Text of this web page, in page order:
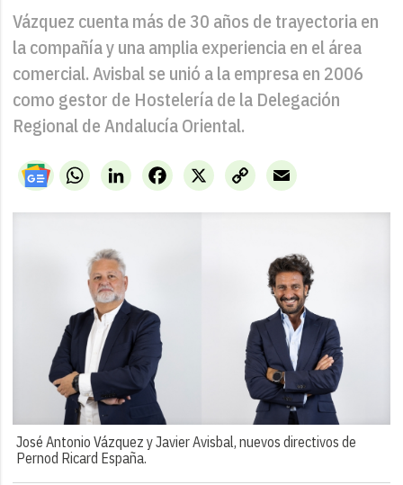
Vázquez cuenta más de 30 años de trayectoria en
la compañía y una amplia experiencia en el área
comercial. Avisbal se unió a la empresa en 2006
como gestor de Hostelería de la Delegación
Regional de Andalucía Oriental.
WhatsAppLinkedIn X
Facebook
Copy
Link
Email
José Antonio Vázquez y Javier Avisbal, nuevos directivos de
Pernod Ricard España.